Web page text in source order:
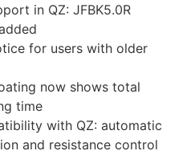
in QZ: JFBK5.0R
for users with older
now shows total
time
with QZ: automatic
and resistance control